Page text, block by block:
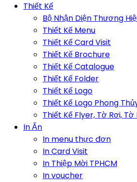
Thiết Kế
Bộ Nhận Diện Thương
Thiết Kế Menu
Thiết Kế Card Visit
Thiết Kế Brochure
Thiết Kế Catalogue
Thiết Kế Folder
Thiết Kế Logo
Thiết Kế Logo Phong
Thiết Kế Flyer, Tờ Rơi,
In Ấn
In menu thực đơn
In Card Visit
In Thiệp Mời TPHCM
In voucher